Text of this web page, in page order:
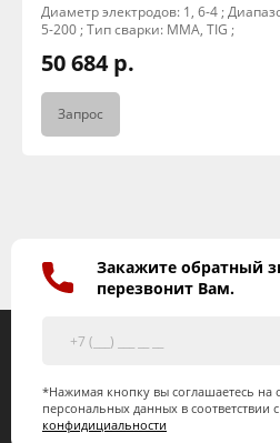
Диаметр электродов: 1, 6-4 ;
5-200 ; Тип сварки: MMA, TIG ;
50 684 р.
Запрос
Закажите обратный
перезвонит Вам.
*Нажимая кнопку вы соглашаетесь на
персональных данных в соответствии с
конфидициальности